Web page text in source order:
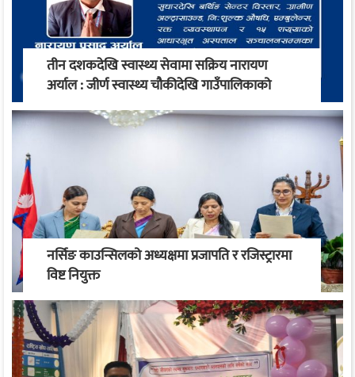
तीन दशकदेखि स्वास्थ्य सेवामा सक्रिय नारायण
अर्याल : जीर्ण स्वास्थ्य चौकीदेखि गाउँपालिकाको
स्वास्थ्य रूपान्तरण सम्म
नर्सिङ काउन्सिलको अध्यक्षमा प्रजापति र रजिस्ट्रारमा
विष्ट नियुक्त